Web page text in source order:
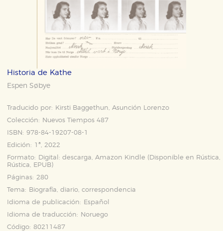
Historia de Kathe
Espen Søbye
Traducido por:
Kirsti Baggethun, Asunción Lorenzo
Colección:
Nuevos Tiempos 487
ISBN: 978-84-19207-08-1
Edición: 1ª, 2022
Formato:
Digital: descarga, Amazon Kindle (Disponible en Rústica,
Rústica, EPUB)
Páginas: 280
Tema:
Biografía, diario, correspondencia
Idioma de publicación:
Español
Idioma de traducción:
Noruego
Código: 80211487